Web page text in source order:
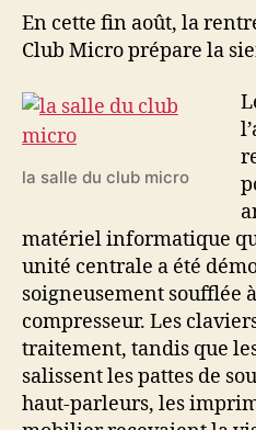
En cette fin août, la
Club Micro prépare la
la salle du club micro
matériel informatique
unité centrale a été
soigneusement soufflée
compresseur. Les
traitement, tandis que
salissent les pattes de
haut-parleurs, les